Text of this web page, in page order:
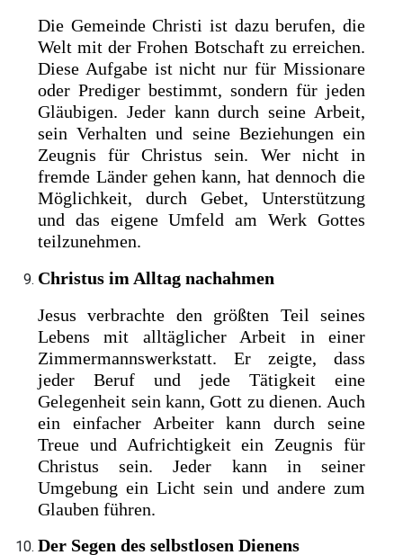
Die Gemeinde Christi ist dazu berufen, die
Welt mit der Frohen Botschaft zu erreichen.
Diese Aufgabe ist nicht nur für Missionare
oder Prediger bestimmt, sondern für jeden
Gläubigen. Jeder kann durch seine Arbeit,
sein Verhalten und seine Beziehungen ein
Zeugnis für Christus sein. Wer nicht in
fremde Länder gehen kann, hat dennoch die
Möglichkeit, durch Gebet, Unterstützung
und das eigene Umfeld am Werk Gottes
teilzunehmen.
Christus im Alltag nachahmen
Jesus verbrachte den größten Teil seines
Lebens mit alltäglicher Arbeit in einer
Zimmermannswerkstatt. Er zeigte, dass
jeder Beruf und jede Tätigkeit eine
Gelegenheit sein kann, Gott zu dienen. Auch
ein einfacher Arbeiter kann durch seine
Treue und Aufrichtigkeit ein Zeugnis für
Christus sein. Jeder kann in seiner
Umgebung ein Licht sein und andere zum
Glauben führen.
Der Segen des selbstlosen Dienens